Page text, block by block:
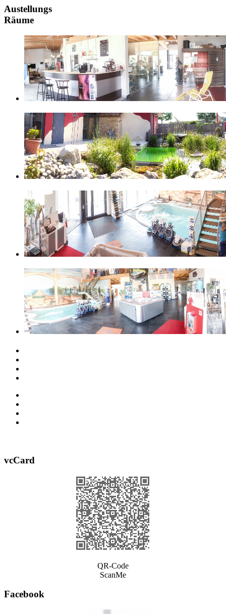
Austellungs
Räume
vcCard
QR-Code
ScanMe
Facebook